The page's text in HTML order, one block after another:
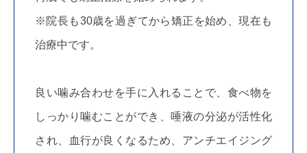
※院長も30歳を過ぎてから矯正を始め、現在も
治療中です。
良い噛み合わせを手に入れることで、食べ物を
しっかり噛むことができ、唾液の分泌が活性化
され、血行が良くなるため、アンチエイジング